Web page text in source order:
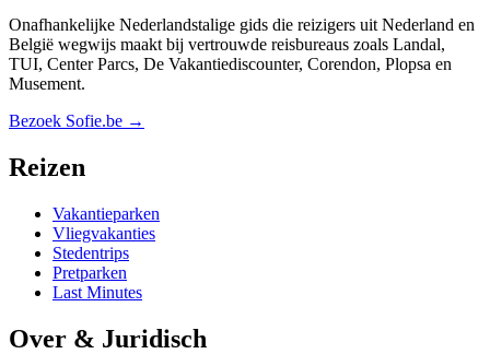
Onafhankelijke Nederlandstalige gids die reizigers uit Nederland en
België wegwijs maakt bij vertrouwde reisbureaus zoals Landal,
TUI, Center Parcs, De Vakantiediscounter, Corendon, Plopsa en
Musement.
Bezoek Sofie.be →
Reizen
Vakantieparken
Vliegvakanties
Stedentrips
Pretparken
Last Minutes
Over & Juridisch